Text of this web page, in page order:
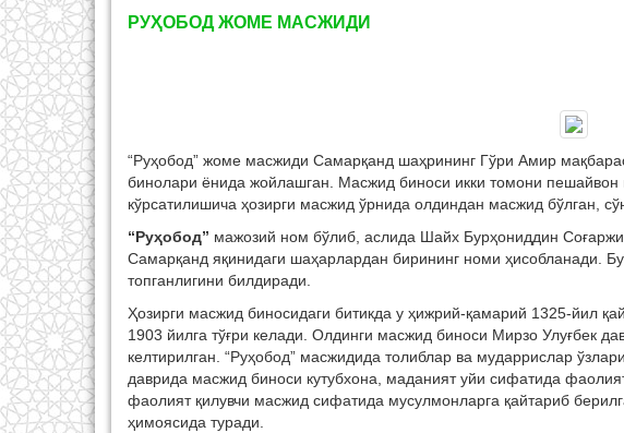
РУҲОБОД ЖОМЕ МАСЖИДИ
“Руҳобод” жоме масжиди Самарқанд шаҳрининг Гўри Амир
бинолари ёнида жойлашган. Масжид биноси икки томони пешайвон
кўрсатилишича ҳозирги масжид ўрнида олдиндан масжид бўлган,
“Руҳобод” мажозий ном бўлиб, аслида Шайх Бурҳониддин
Самарқанд яқинидаги шаҳарлардан бирининг номи ҳисобланади.
топганлигини билдиради.
Ҳозирги масжид биносидаги битикда у ҳижрий-қамарий 1325-йил
1903 йилга тўғри келади. Олдинги масжид биноси Мирзо Улуғбек
келтирилган. “Руҳобод” масжидида толиблар ва мударрислар
даврида масжид биноси кутубхона, маданият уйи сифатида
фаолият қилувчи масжид сифатида мусулмонларга қайтариб
ҳимоясида туради.